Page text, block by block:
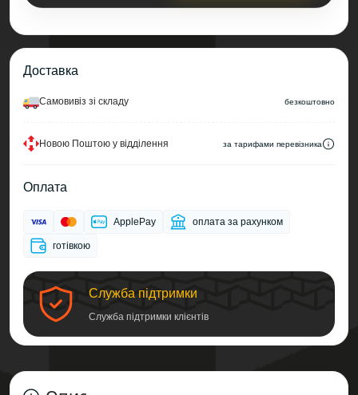
Доставка
Самовивіз зі складу безкоштовно
Новою Поштою у відділення за тарифами перевізника
Оплата
ApplePay оплата за рахунком
готівкою
Служба підтримки
Служба підтримки клієнтів